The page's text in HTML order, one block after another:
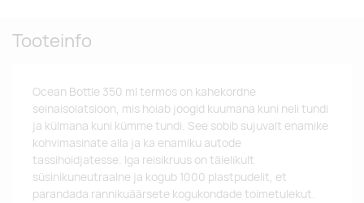
Tooteinfo
Ocean Bottle 350 ml termos on kahekordne
seinaisolatsioon, mis hoiab joogid kuumana kuni neli tundi
ja külmana kuni kümme tundi. See sobib sujuvalt enamike
kohvimasinate alla ja ka enamiku autode
tassihoidjatesse. Iga reisikruus on täielikult
süsinikuneutraalne ja kogub 1000 plastpudelit, et
parandada rannikuäärsete kogukondade toimetulekut.